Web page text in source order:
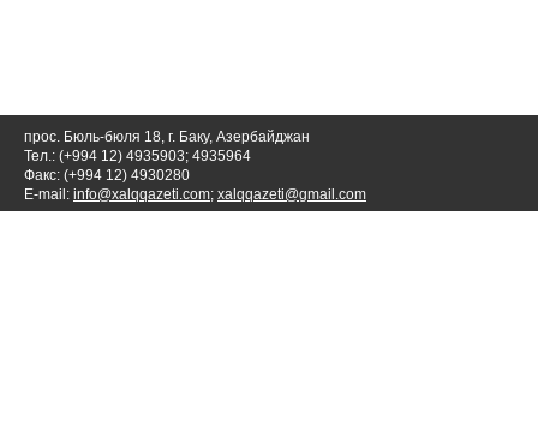
прос. Бюль-бюля 18, г. Баку, Азербайджан
Тел.: (+994 12) 4935903; 4935964
Факс: (+994 12) 4930280
E-mail: info@xalqqazeti.com; xalqqazeti@gmail.com